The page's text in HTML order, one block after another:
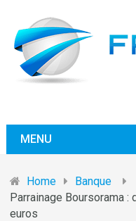
MENU
Home
Banque
Parrainage Boursorama
euros